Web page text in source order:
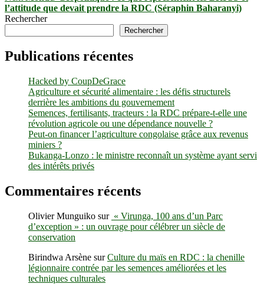
post:
l’attitude que devait prendre la RDC (Séraphin Baharanyi)
Rechercher
Rechercher
Publications récentes
Hacked by CoupDeGrace
Agriculture et sécurité alimentaire : les défis structurels
derrière les ambitions du gouvernement
Semences, fertilisants, tracteurs : la RDC prépare-t-elle une
révolution agricole ou une dépendance nouvelle ?
Peut-on financer l’agriculture congolaise grâce aux revenus
miniers ?
Bukanga-Lonzo : le ministre reconnaît un système ayant servi
des intérêts privés
Commentaires récents
Olivier Munguiko sur « Virunga, 100 ans d’un Parc
d’exception » : un ouvrage pour célébrer un siècle de
conservation
Birindwa Arsène surCulture du maïs en RDC : la chenille
légionnaire contrée par les semences améliorées et les
techniques culturales